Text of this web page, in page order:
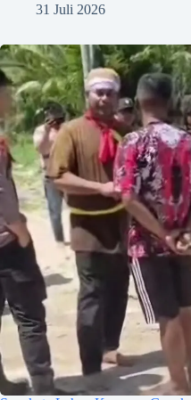
31 Juli 2026